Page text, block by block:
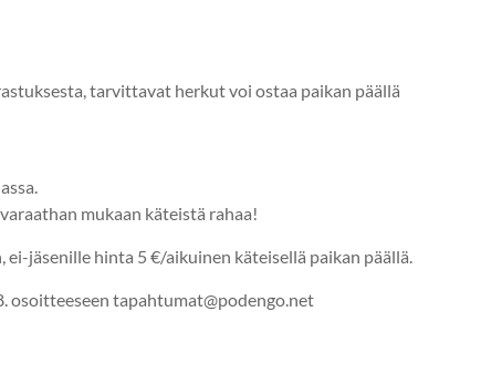
tarvittavat herkut voi ostaa paikan päällä
mukaan käteistä rahaa!
ei-jäsenille hinta 5 €/aikuinen käteisellä paikan päällä.
osoitteeseen tapahtumat@podengo.net